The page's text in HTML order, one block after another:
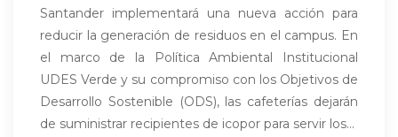
Santander implementará una nueva acción para
reducir la generación de residuos en el campus. En
el marco de la Política Ambiental Institucional
UDES Verde y su compromiso con los Objetivos de
Desarrollo Sostenible (ODS), las cafeterías dejarán
de suministrar recipientes de icopor para servir los...